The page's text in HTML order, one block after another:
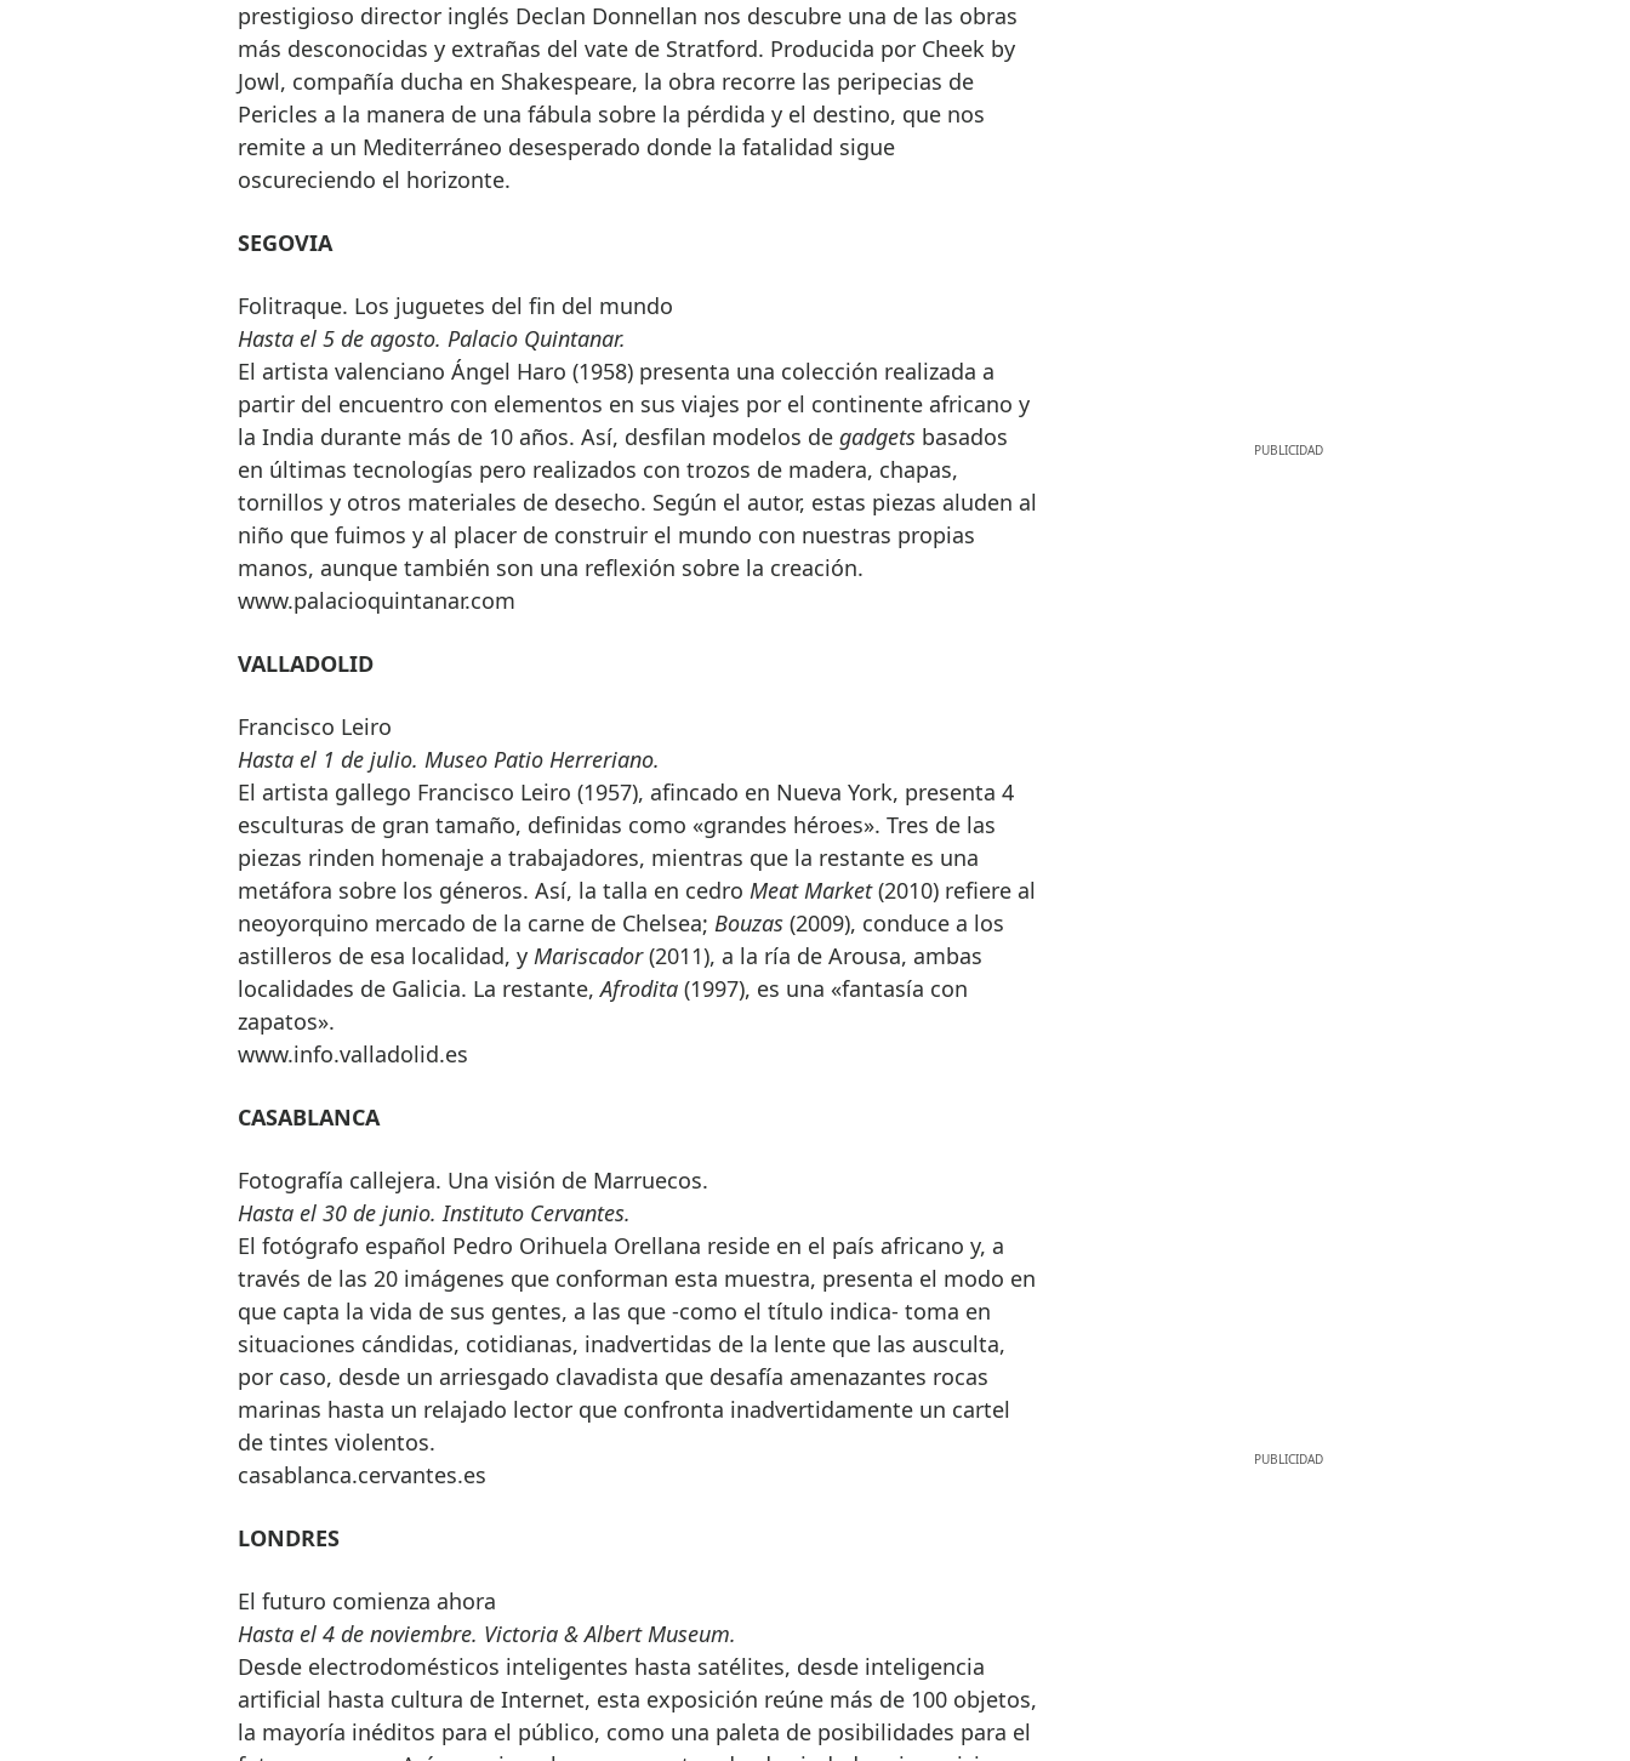
prestigioso director inglés Declan Donnellan nos descubre una de las obras
más desconocidas y extrañas del vate de Stratford. Producida por Cheek by
Jowl, compañía ducha en Shakespeare, la obra recorre las peripecias de
Pericles a la manera de una fábula sobre la pérdida y el destino, que nos
remite a un Mediterráneo desesperado donde la fatalidad sigue
oscureciendo el horizonte.
SEGOVIA
Folitraque. Los juguetes del fin del mundo
Hasta el 5 de agosto. Palacio Quintanar.
El artista valenciano Ángel Haro (1958) presenta una colección realizada a
partir del encuentro con elementos en sus viajes por el continente africano y
la India durante más de 10 años. Así, desfilan modelos de gadgetsbasados
en últimas tecnologías pero realizados con trozos de madera, chapas,
tornillos y otros materiales de desecho. Según el autor, estas piezas aluden al
niño que fuimos y al placer de construir el mundo con nuestras propias
manos, aunque también son una reflexión sobre la creación.
www.palacioquintanar.com
VALLADOLID
Francisco Leiro
Hasta el 1 de julio. Museo Patio Herreriano.
El artista gallego Francisco Leiro (1957), afincado en Nueva York, presenta 4
esculturas de gran tamaño, definidas como «grandes héroes». Tres de las
piezas rinden homenaje a trabajadores, mientras que la restante es una
metáfora sobre los géneros. Así, la talla en cedro Meat Market(2010) refiere al
neoyorquino mercado de la carne de Chelsea; Bouzas(2009), conduce a los
astilleros de esa localidad, y Mariscador(2011), a la ría de Arousa, ambas
localidades de Galicia. La restante,Afrodita(1997), es una «fantasía con
zapatos».
www.info.valladolid.es
CASABLANCA
Fotografía callejera. Una visión de Marruecos.
Hasta el 30 de junio. Instituto Cervantes.
El fotógrafo español Pedro Orihuela Orellana reside en el país africano y, a
través de las 20 imágenes que conforman esta muestra, presenta el modo en
que capta la vida de sus gentes, a las que -como el título indica- toma en
situaciones cándidas, cotidianas, inadvertidas de la lente que las ausculta,
por caso, desde un arriesgado clavadista que desafía amenazantes rocas
marinas hasta un relajado lector que confronta inadvertidamente un cartel
de tintes violentos.
casablanca.cervantes.es
LONDRES
El futuro comienza ahora
Hasta el 4 de noviembre. Victoria & Albert Museum.
Desde electrodomésticos inteligentes hasta satélites, desde inteligencia
artificial hasta cultura de Internet, esta exposición reúne más de 100 objetos,
la mayoría inéditos para el público, como una paleta de posibilidades para el